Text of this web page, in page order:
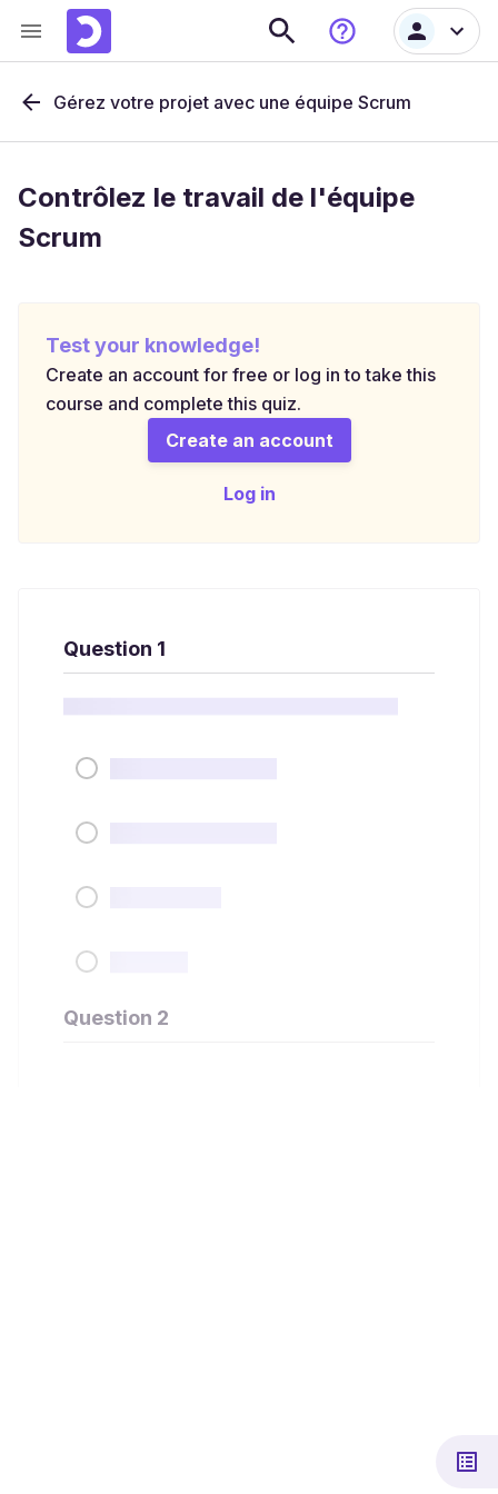
Gérez votre projet avec une équipe Scrum
Contrôlez le travail de l'équipe
Scrum
Test your knowledge!
Create an account for free or log in to take this
course and complete this quiz.
Create an account
Log in
Question 1
Question 2